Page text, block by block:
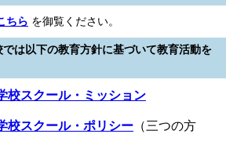
ちら を御覧ください。
は以下の教育方針に基づいて教育活動を
校スクール・ミッション
校スクール・ポリシー （三つの方